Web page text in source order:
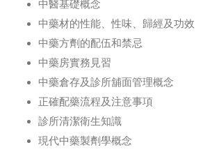
中醫基礎概念
中藥材的性能、性味、歸經及功效
中藥方劑的配伍和禁忌
中藥房實務見習
中藥倉存及診所舖面管理概念
正確配藥流程及注意事項
診所清潔衛生知識
現代中藥製劑學概念